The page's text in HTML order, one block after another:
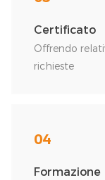
Certificato
Offrendo
richieste
04
Formazione